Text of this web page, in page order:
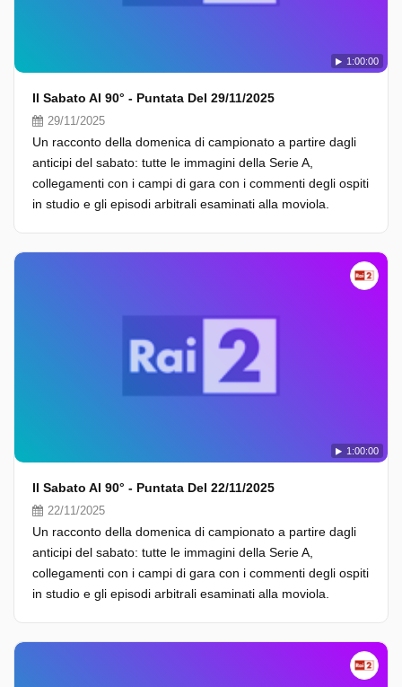
1:00:00
Il Sabato Al 90° - Puntata Del 29/11/2025
29/11/2025
Un racconto della domenica di campionato a partire dagli
anticipi del sabato: tutte le immagini della Serie A,
collegamenti con i campi di gara con i commenti degli ospiti
in studio e gli episodi arbitrali esaminati alla moviola.
1:00:00
Il Sabato Al 90° - Puntata Del 22/11/2025
22/11/2025
Un racconto della domenica di campionato a partire dagli
anticipi del sabato: tutte le immagini della Serie A,
collegamenti con i campi di gara con i commenti degli ospiti
in studio e gli episodi arbitrali esaminati alla moviola.